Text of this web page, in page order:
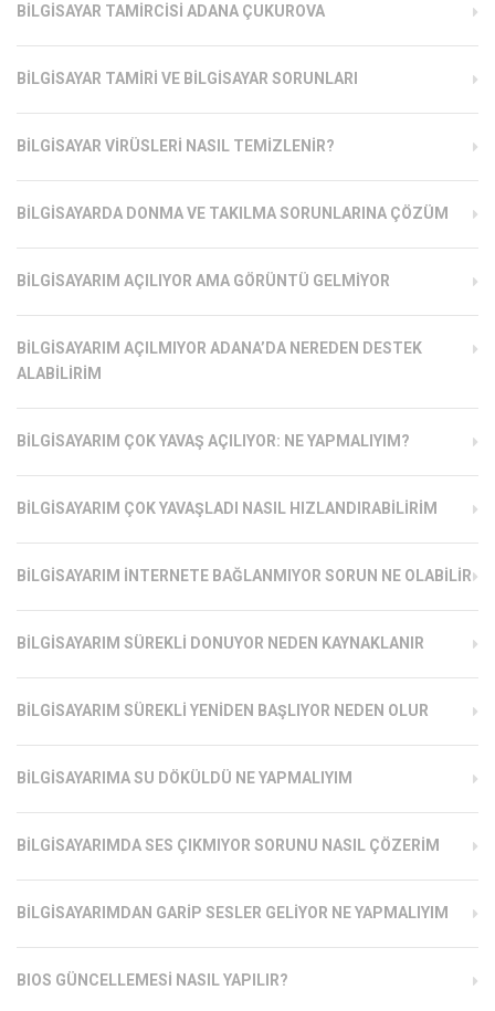
BILGISAYAR TAMIRCISI ADANA ÇUKUROVA
BILGISAYAR TAMIRI VE BILGISAYAR SORUNLARI
BILGISAYAR VIRÜSLERI NASIL TEMIZLENIR?
BILGISAYARDA DONMA VE TAKILMA SORUNLARINA ÇÖZÜM
BILGISAYARIM AÇILIYOR AMA GÖRÜNTÜ GELMIYOR
BILGISAYARIM AÇILMIYOR ADANA’DA NEREDEN DESTEK
ALABILIRIM
BILGISAYARIM ÇOK YAVAŞ AÇILIYOR: NE YAPMALIYIM?
BILGISAYARIM ÇOK YAVAŞLADI NASIL HIZLANDIRABILIRIM
BILGISAYARIM İNTERNETE BAĞLANMIYOR SORUN NE OLABILIR
BILGISAYARIM SÜREKLI DONUYOR NEDEN KAYNAKLANIR
BILGISAYARIM SÜREKLI YENIDEN BAŞLIYOR NEDEN OLUR
BILGISAYARIMA SU DÖKÜLDÜ NE YAPMALIYIM
BILGISAYARIMDA SES ÇIKMIYOR SORUNU NASIL ÇÖZERIM
BILGISAYARIMDAN GARIP SESLER GELIYOR NE YAPMALIYIM
BIOS GÜNCELLEMESI NASIL YAPILIR?